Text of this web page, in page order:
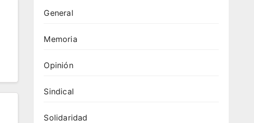
General
Memoria
Opinión
Sindical
Solidaridad